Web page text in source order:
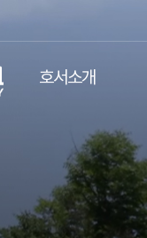
호서소개